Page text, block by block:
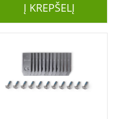
Į KREPŠELĮ